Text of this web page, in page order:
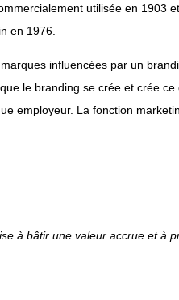
utilisée en 1903
en 1976.
influencées par un
le branding se crée et crée
employeur. La fonction
à bâtir une valeur accrue et à